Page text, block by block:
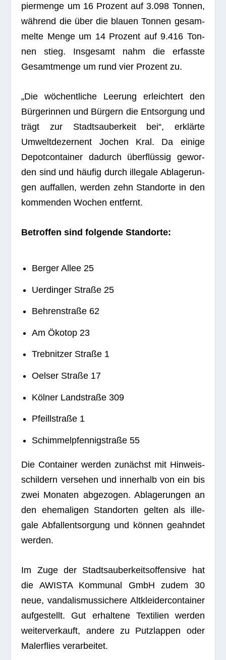
pier­menge um 16 Pro­zent auf 3.098 Ton­nen,
wäh­rend die über die blauen Ton­nen gesam­
melte Menge um 14 Pro­zent auf 9.416 Ton­
nen stieg. Ins­ge­samt nahm die erfasste
Gesamt­menge um rund vier Pro­zent zu.
„Die wöchent­li­che Lee­rung erleich­tert den
Bür­ge­rin­nen und Bür­gern die Ent­sor­gung und
trägt zur Stadt­s­au­ber­keit bei“, erklärte
Umwelt­de­zer­nent Jochen Kral. Da einige
Depot­con­tai­ner dadurch über­flüs­sig gewor­
den sind und häu­fig durch ille­gale Abla­ge­run­
gen auf­fal­len, wer­den zehn Stand­orte in den
kom­men­den Wochen entfernt.
Betrof­fen sind fol­gende Standorte:
Ber­ger Allee 25
Uer­din­ger Straße 25
Beh­ren­straße 62
Am Öko­top 23
Treb­nit­zer Straße 1
Oel­ser Straße 17
Köl­ner Land­straße 309
Pfeill­straße 1
Schim­mel­p­fen­nig­straße 55
Die Con­tai­ner wer­den zunächst mit Hin­weis­
schil­dern ver­se­hen und inner­halb von ein bis
zwei Mona­ten abge­zo­gen. Abla­ge­run­gen an
den ehe­ma­li­gen Stand­or­ten gel­ten als ille­
gale Abfall­ent­sor­gung und kön­nen geahn­det
werden.
Im Zuge der Stadt­s­au­ber­keits­of­fen­sive hat
die AWISTA Kom­mu­nal GmbH zudem 30
neue, van­da­lis­mus­si­chere Alt­klei­der­con­tai­ner
auf­ge­stellt. Gut erhal­tene Tex­ti­lien wer­den
wei­ter­ver­kauft, andere zu Putz­lap­pen oder
Maler­flies verarbeitet.